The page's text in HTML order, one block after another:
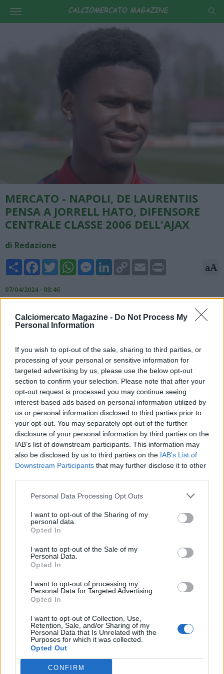
Calciomercato Magazine - Do Not Process My
Personal Information
If you wish to opt-out of the sale, sharing to third parties, or
processing of your personal or sensitive information for
targeted advertising by us, please use the below opt-out
section to confirm your selection. Please note that after your
opt-out request is processed you may continue seeing
interest-based ads based on personal information utilized by
us or personal information disclosed to third parties prior to
your opt-out. You may separately opt-out of the further
disclosure of your personal information by third parties on the
IAB’s list of downstream participants. This information may
also be disclosed by us to third parties on the IAB’s List of
Downstream Participants that may further disclose it to other
Personal Data Processing Opt Outs
I want to opt-out of the Sharing of my
personal data.
Opted In
I want to opt-out of the Sale of my
Personal Data.
Opted In
I want to opt-out of processing my
Personal Data for Targeted Advertising.
Opted In
I want to opt-out of Collection, Use,
Retention, Sale, and/or Sharing of my
Personal Data that Is Unrelated with the
Purposes for which it was collected.
Opted Out
CONFIRM
MERCATO - NAPOLI, DE LAURENTIIS
PENSA A JORRELL HATO, DIFENSORE
CENTRALE CLASSE 2006 DELL'AJAX
di Redazione
Share FacebookTwitterWhatsAppMessengerLinkedInCopy
Link
Email aA
07/04/2024 - 08:46
presidente del Napoli, sarebbe pronto a tutto per acquistare
è già di una ventina di milioni. Il classe 2006 è una colonna
dell'Ajax con cui ha già giocato 41 partite in questa stagione.
Hato è un difensore centrale di piede mancino di 182
centimetri. All'occorrenza potrebbe giocare anche terzino
sinistro. Sul ragazzo c'è forte anche l'Arsenal".
Il materiale (testo, foto e video) consultabile in questo portale è di nostra proprietà.
Alcune foto (screenshot) ed articoli presenti su "Calciomercato Magazine" sono in parte
giunti da internet, in quanto arrivati alla nostra attenzione attraverso regolari
comunicati stampa con immagini e testi allegati ed autorizzati alla pubblicazione, e
quindi valutati di pubblico dominio. Se i soggetti o gli autori avessero qualcosa in
contrario alla pubblicazione, non avranno che da segnalarlo alla redazione (indirizzo
redazione@napolimagazine.com